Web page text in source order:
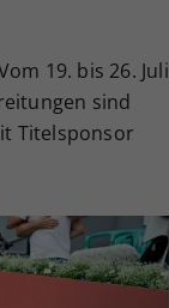
19. bis 26. Juli
sind
Titelsponsor